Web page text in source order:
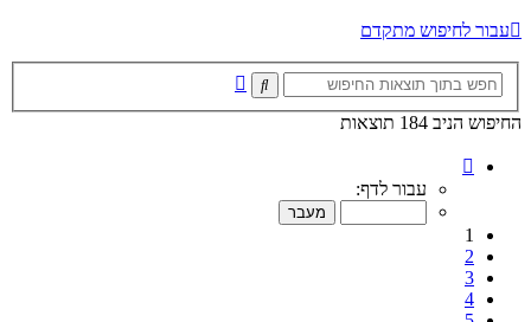
עבור לחיפוש מתקדם
חיפוש
החיפוש הניב 184 תוצאות
מתוך
עבור לדף:
1
2
3
4